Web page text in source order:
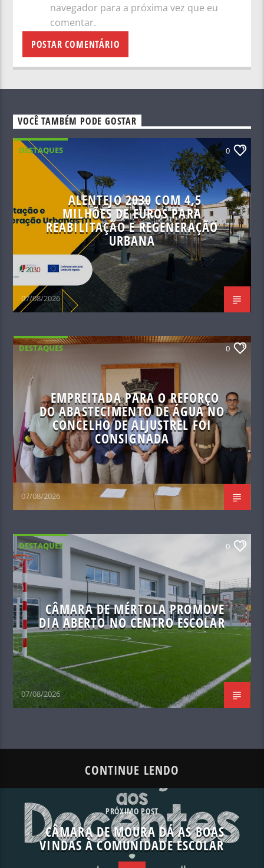
navegador para a próxima vez que eu
comentar.
VOCÊ TAMBÉM PODE GOSTAR
DESTAQUES 0
ALENTEJO 2030 COM 4,5
MILHÕES DE EUROS PARA
REABILITAÇÃO E REGENERAÇÃO
URBANA
07/08/2026
DESTAQUES 0
EMPREITADA PARA O REFORÇO
DO ABASTECIMENTO DE ÁGUA NO
CONCELHO DE ALJUSTREL FOI
CONSIGNADA
07/08/2026
DESTAQUES 0
CÂMARA DE MÉRTOLA PROMOVE
DIA ABERTO NO CENTRO ESCOLAR
07/08/2026
CONTINUE LENDO
PRÓXIMO POST
CÂMARA DE MOURA DÁ AS BOAS
VINDAS À COMUNIDADE ESCOLAR